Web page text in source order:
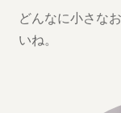
どんなに小さな
いね。